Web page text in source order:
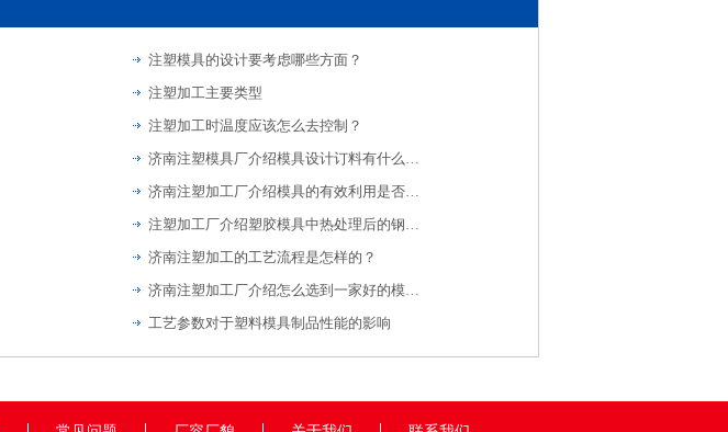
注塑模具的设计要考虑哪些方面？
注塑加工主要类型
注塑加工时温度应该怎么去控制？
济南注塑模具厂介绍模具设计订料有什么规则
济南注塑加工厂介绍模具的有效利用是否有效保养是关键
注塑加工厂介绍塑胶模具中热处理后的钢料大水磨特点
济南注塑加工的工艺流程是怎样的？
济南注塑加工厂介绍怎么选到一家好的模具制造厂家呢？
工艺参数对于塑料模具制品性能的影响